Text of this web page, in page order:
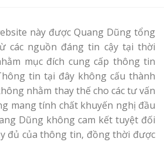
này được Quang Dũng tổng
các nguồn đáng tin cậy tại thời
mục đích cung cấp thông tin
tin tại đây không cấu thành
nhằm thay thế cho các tư vấn
mang tính chất khuyến nghị đầu
Dũng không cam kết tuyệt đối
đủ của thông tin, đồng thời được